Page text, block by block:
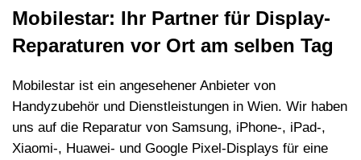
Mobilestar: Ihr Partner für Display-
Reparaturen vor Ort am selben Tag
Mobilestar ist ein angesehener Anbieter von
Handyzubehör und Dienstleistungen in Wien. Wir haben
uns auf die Reparatur von Samsung, iPhone-, iPad-,
Xiaomi-, Huawei- und Google Pixel-Displays für eine